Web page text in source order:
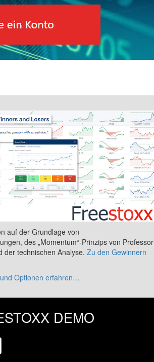
auf der Grundlage von
des „Momentum“-Prinzips von Professor
der technischen Analyse. Zu den Gewinnern
Optionen erfahren…
DEMO